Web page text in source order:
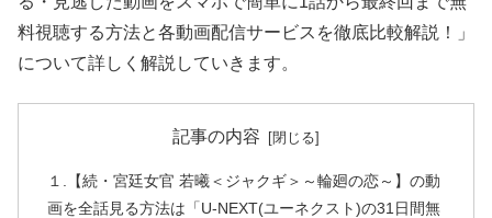
料視聴する方法と各動画配信サービスを徹底比較解説！」
について詳しく解説していきます。
記事の内容
１.【続・宮廷女官 若曦＜ジャクギ＞～輪廻の恋～】の動
画を全話見る方法は「U-NEXT(ユーネクスト)の31日間無